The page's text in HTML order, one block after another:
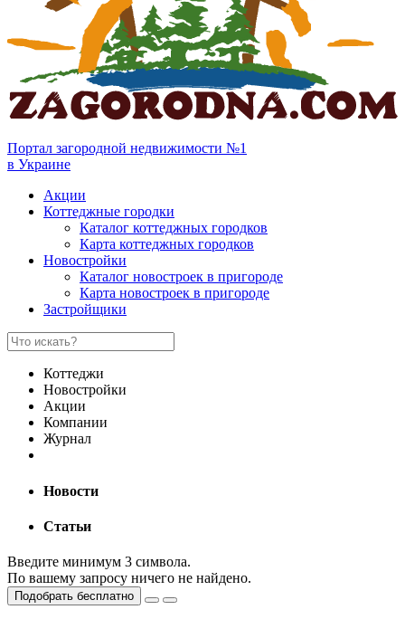
Портал загородной недвижимости №1
в Украине
Акции
Коттеджные городки
Каталог коттеджных городков
Карта коттеджных городков
Новостройки
Каталог новостроек в пригороде
Карта новостроек в пригороде
Застройщики
Коттеджи
Новостройки
Акции
Компании
Журнал
Новости
Статьи
Введите минимум 3 символа.
По вашему запросу ничего не найдено.
Подобрать бесплатно